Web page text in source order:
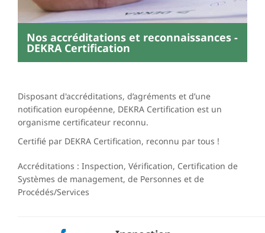
Nos accréditations et reconnaissances -
DEKRA Certification
Disposant d'accréditations, d’agréments et d’une
notification européenne, DEKRA Certification est un
organisme certificateur reconnu.
Certifié par DEKRA Certification, reconnu par tous !
Accréditations : Inspection, Vérification, Certification de
Systèmes de management, de Personnes et de
Procédés/Services